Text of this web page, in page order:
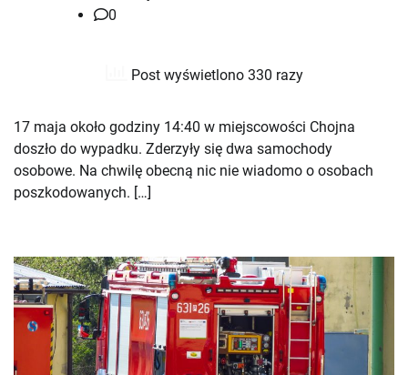
0
Post wyświetlono 330 razy
17 maja około godziny 14:40 w miejscowości Chojna
doszło do wypadku. Zderzyły się dwa samochody
osobowe. Na chwilę obecną nic nie wiadomo o osobach
poszkodowanych. […]